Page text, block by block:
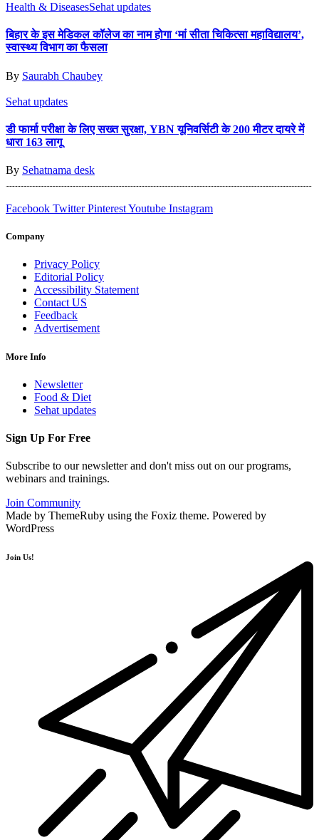
Health & DiseasesSehat updates
बिहार के इस मेडिकल कॉलेज का नाम होगा ‘मां सीता चिकित्सा महाविद्यालय’,
स्वास्थ्य विभाग का फैसला
By Saurabh Chaubey
Sehat updates
डी फार्मा परीक्षा के लिए सख्त सुरक्षा, YBN यूनिवर्सिटी के 200 मीटर दायरे में
धारा 163 लागू
By Sehatnama desk
Facebook Twitter PinterestYoutube Instagram
Company
Privacy Policy
Editorial Policy
Accessibility Statement
Contact US
Feedback
Advertisement
More Info
Newsletter
Food & Diet
Sehat updates
Sign Up For Free
Subscribe to our newsletter and don't miss out on our programs,
webinars and trainings.
Join Community
Made by ThemeRuby using the Foxiz theme. Powered by
WordPress
Join Us!